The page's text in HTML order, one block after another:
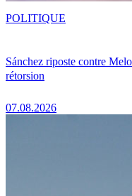
Sánchez riposte contre
rétorsion
07.08.2026
POLITIQUE